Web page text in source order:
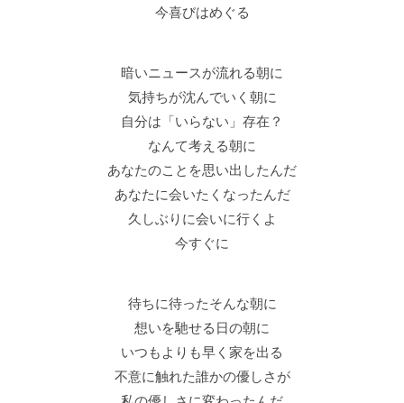
今喜びはめぐる
暗いニュースが流れる朝に
気持ちが沈んでいく朝に
自分は「いらない」存在？
なんて考える朝に
あなたのことを思い出したんだ
あなたに会いたくなったんだ
久しぶりに会いに行くよ
今すぐに
待ちに待ったそんな朝に
想いを馳せる日の朝に
いつもよりも早く家を出る
不意に触れた誰かの優しさが